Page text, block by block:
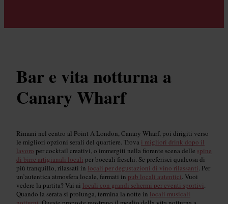
Bar e vita notturna a
Canary Wharf
Rimani nel centro al Point A London, Canary Wharf, poi dirigiti verso
le migliori opzioni serali del quartiere. Trova i migliori drink dopo il
lavoro per cocktail creativi, o immergiti nella fiorente scena delle spine
di birre artigianali locali per boccali freschi. Se preferisci qualcosa di
più tranquillo, rilassati in locali per degustazioni di vino rilassanti. Per
un’autentica atmosfera locale, fermati in pub locali autentici. Vuoi
vedere la partita? Vai ai locali con grandi schermi per eventi sportivi.
Quando la serata si prolunga, termina la notte in locali musicali